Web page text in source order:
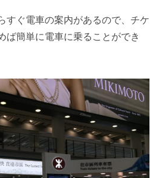
すぐ電車の案内があるので、チケ
ば簡単に電車に乗ることができ